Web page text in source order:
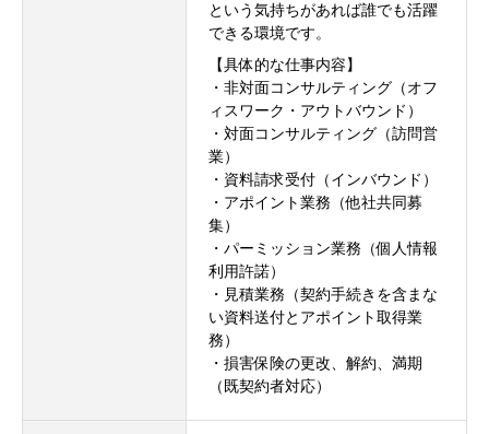
という気持ちがあれば誰でも活躍
できる環境です。
【具体的な仕事内容】
・非対面コンサルティング（オフ
ィスワーク・アウトバウンド）
・対面コンサルティング（訪問営
業）
・資料請求受付（インバウンド）
・アポイント業務（他社共同募
集）
・パーミッション業務（個人情報
利用許諾）
・見積業務（契約手続きを含まな
い資料送付とアポイント取得業
務）
・損害保険の更改、解約、満期
（既契約者対応）